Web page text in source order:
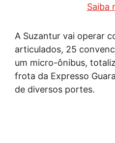
Saiba
A Suzantur vai operar
articulados, 25
um micro-ônibus,
frota da Expresso
de diversos portes.